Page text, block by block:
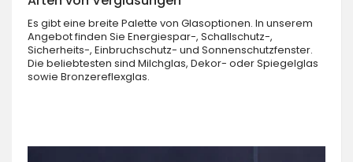
Es gibt eine breite Palette von Glasoptionen. In unserem
Angebot finden Sie Energiespar-, Schallschutz-,
Sicherheits-, Einbruchschutz- und Sonnenschutzfenster.
Die beliebtesten sind Milchglas, Dekor- oder Spiegelglas
sowie Bronzereflexglas.